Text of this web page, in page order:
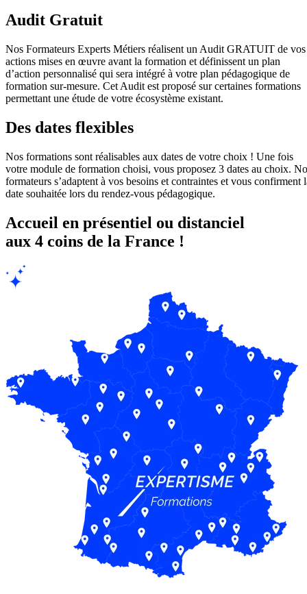
Audit Gratuit
Nos Formateurs Experts Métiers réalisent un Audit GRATUIT de vos
actions mises en œuvre avant la formation et définissent un plan
d’action personnalisé qui sera intégré à votre plan pédagogique de
formation sur-mesure. Cet Audit est proposé sur certaines formations
permettant une étude de votre écosystème existant.
Des dates flexibles
Nos formations sont réalisables aux dates de votre choix ! Une fois
votre module de formation choisi, vous proposez 3 dates au choix.
formateurs s’adaptent à vos besoins et contraintes et vous confirment
date souhaitée lors du rendez-vous pédagogique.
Accueil en présentiel ou distanciel
aux 4 coins de la France !